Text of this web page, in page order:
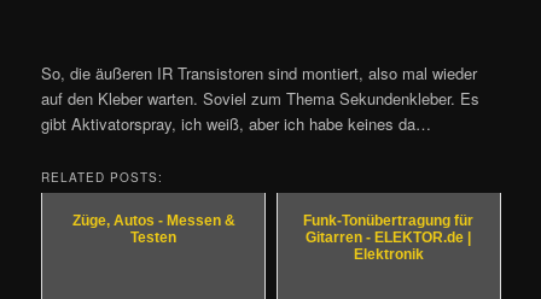
So, die äußeren IR Transistoren sind montiert, also mal wieder
auf den Kleber warten. Soviel zum Thema Sekundenkleber. Es
gibt Aktivatorspray, ich weiß, aber ich habe keines da…
RELATED POSTS:
Züge, Autos - Messen &
Testen
Funk-Tonübertragung für
Gitarren - ELEKTOR.de |
Elektronik